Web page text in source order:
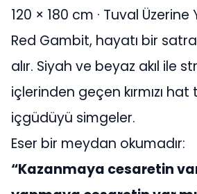
120 × 180 cm · Tuval Üzerine
Red Gambit, hayatı bir
alır. Siyah ve beyaz akıl ile
içlerinden geçen kırmızı
içgüdüyü simgeler.
Eser bir meydan okumadır:
“Kazanmaya cesaretin